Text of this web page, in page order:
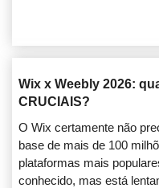
Wix x Weebly 2026:
CRUCIAIS?
O Wix certamente não
base de mais de 100
plataformas mais
conhecido, mas está